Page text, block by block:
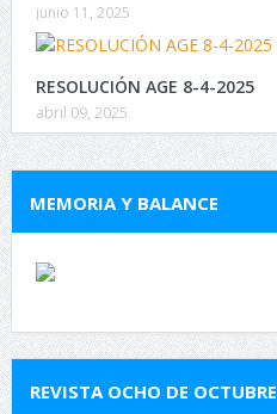
junio 11, 2025
RESOLUCIÓN AGE 8-4-2025
abril 09, 2025
MEMORIA Y BALANCE
REVISTA OCHO DE OCTUBRE